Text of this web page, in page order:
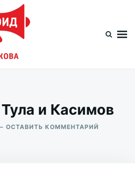
и Касимов
ОСТАВИТЬ КОММЕНТАРИЙ